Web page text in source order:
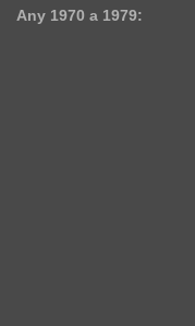
Any 1970 a 1979: